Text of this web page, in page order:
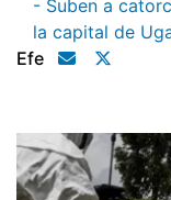
- Suben a
la capital de
Efe